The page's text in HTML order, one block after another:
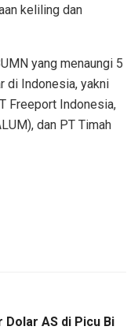
keliling dan
yang menaungi 5
di Indonesia, yakni
Freeport Indonesia,
dan PT Timah
Dolar AS di Picu Bi